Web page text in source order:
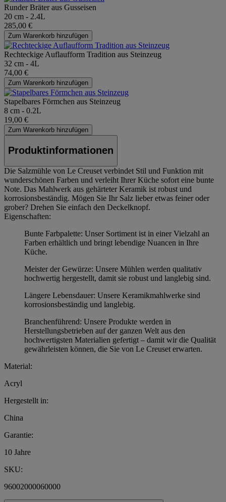
Runder Bräter aus Gusseisen
20 cm - 2.4L
285,00 €
Zum Warenkorb hinzufügen
Rechteckige Auflaufform Tradition aus Steinzeug
32 cm - 4L
74,00 €
Zum Warenkorb hinzufügen
Stapelbares Förmchen aus Steinzeug
8 cm - 0.2L
19,00 €
Zum Warenkorb hinzufügen
Produktinformationen
Die Salzmühle von Le Creuset verbindet Stil und Funktion mit
wunderschönen Farben und verleiht Ihrer Küche sofort eine bunte
Note. Das Mahlwerk aus gehärteter Keramik ist robust und
korrosionsbeständig. Mögen Sie Ihr Salz lieber etwas feiner oder
grober? Drehen Sie einfach den Deckelknopf.
Eigenschaften:
Bunte Farbpalette: Unser Sortiment ist in einer Vielzahl an
Farben erhältlich und bringt lebendige Nuancen in Ihre
Küche.
Meister der Gewürze: Unsere Mühlen werden qualitativ
hochwertig hergestellt, damit sie robust und langlebig sind.
Längere Lebensdauer: Unsere Keramikmahlwerke sind
korrosionsbeständig und langlebig.
Branchenführend: Unsere Produkte werden in
Herstellungsbetrieben auf der ganzen Welt aus den
hochwertigsten Materialien gefertigt – damit wir die Qualität
gewährleisten können, die Sie von Le Creuset erwarten.
Material:
Acryl
Hergestellt in:
China
Garantie:
10 Jahre
SKU:
96002000060000